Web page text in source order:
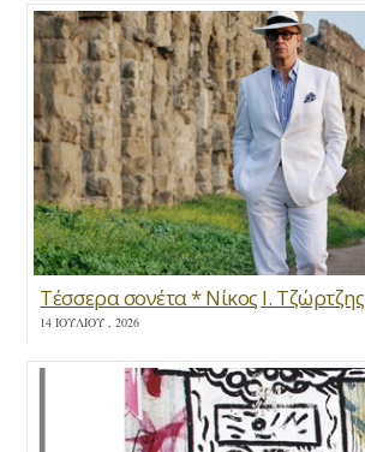
Τέσσερα σονέτα * Νίκος Ι. Τζώρτζης
14 ΙΟΥΛΊΟΥ , 2026